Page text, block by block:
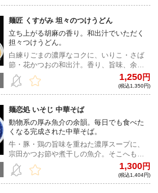
麺匠 くすがみ 坦々のつけうどん
立ち上がる胡麻の香り。和出汁でいただく
担々つけうどん。
白練りごまの濃厚なコクに、いりこ・さば
節・花かつおの和出汁。香り、旨味、余韻
が重なり合う新感覚の担々つけうどん。
1,250円
(税込1,350円)
麺恋処 いそじ 中華そば
動物系の厚み魚介の余韻。毎日でも食べた
くなる完成された中華そば。
牛・豚・鶏の旨味を重ねた濃厚スープに、
宗田かつお節や煮干しの魚介。そこへもち
もちの自家製麺が絡む、驚くほど飽きの来
ない一杯。
1,300円
(税込1,404円)